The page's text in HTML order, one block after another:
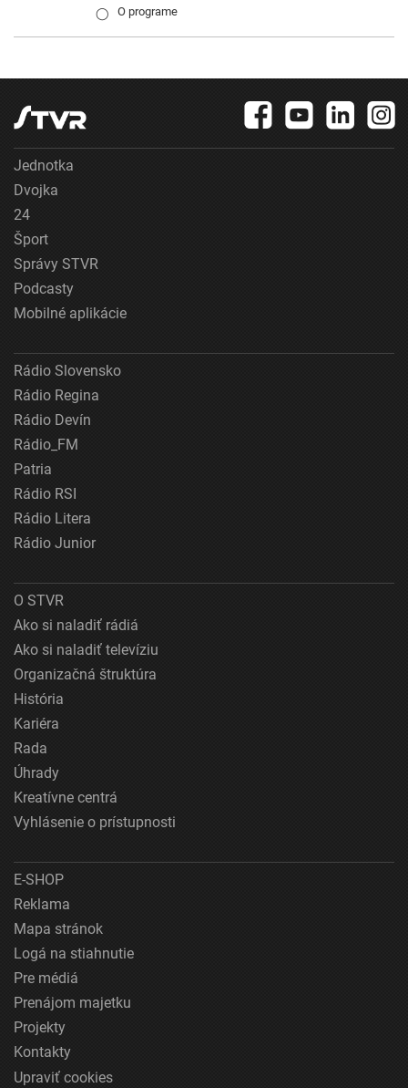
◯ O programe
Jednotka
Dvojka
24
Šport
Správy STVR
Podcasty
Mobilné aplikácie
Rádio Slovensko
Rádio Regina
Rádio Devín
Rádio_FM
Patria
Rádio RSI
Rádio Litera
Rádio Junior
O STVR
Ako si naladiť rádiá
Ako si naladiť televíziu
Organizačná štruktúra
História
Kariéra
Rada
Úhrady
Kreatívne centrá
Vyhlásenie o prístupnosti
E-SHOP
Reklama
Mapa stránok
Logá na stiahnutie
Pre médiá
Prenájom majetku
Projekty
Kontakty
Upraviť cookies